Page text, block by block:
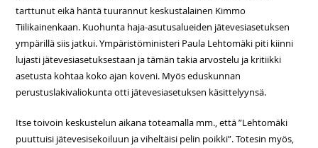
tarttunut eikä häntä tuurannut keskustalainen Kimmo
Tiilikainenkaan. Kuohunta haja-asutusalueiden jätevesiasetuksen
ympärillä siis jatkui. Ympäristöministeri Paula Lehtomäki piti kiinni
lujasti jätevesiasetuksestaan ja tämän takia arvostelu ja kritiikki
asetusta kohtaa koko ajan koveni. Myös eduskunnan
perustuslakivaliokunta otti jätevesiasetuksen käsittelyynsä.
Itse toivoin keskustelun aikana toteamalla mm., että ”Lehtomäki
puuttuisi jätevesisekoiluun ja viheltäisi pelin poikki”. Totesin myös,